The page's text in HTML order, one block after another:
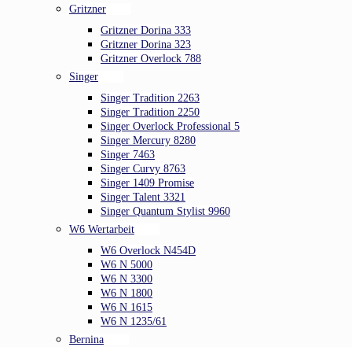
Gritzner
Gritzner Dorina 333
Gritzner Dorina 323
Gritzner Overlock 788
Singer
Singer Tradition 2263
Singer Tradition 2250
Singer Overlock Professional 5
Singer Mercury 8280
Singer 7463
Singer Curvy 8763
Singer 1409 Promise
Singer Talent 3321
Singer Quantum Stylist 9960
W6 Wertarbeit
W6 Overlock N454D
W6 N 5000
W6 N 3300
W6 N 1800
W6 N 1615
W6 N 1235/61
Bernina